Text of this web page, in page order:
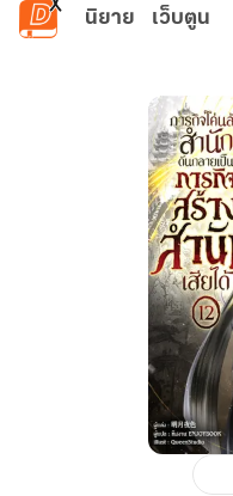
ข้ามไปยังเนื้อหาหลัก
นิยาย เว็บตูน
ภารกิจ